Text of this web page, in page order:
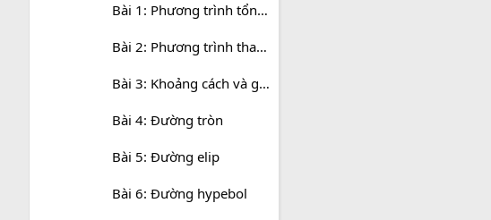
Bài 1: Phương trình tổng quát của đường thẳng
Bài 2: Phương trình tham số của đường thẳng
Bài 3: Khoảng cách và góc
Bài 4: Đường tròn
Bài 5: Đường elip
Bài 6: Đường hypebol